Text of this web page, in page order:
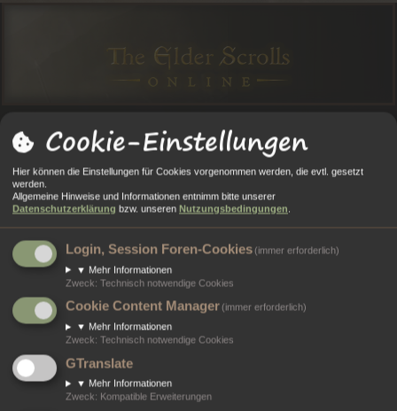
O
R
T
L
O
R
E
N
A
L
E
E
M
Anmelden Registrieren
Portal Foren ESO Twitter Mashup
ESO Twitter Mashup
Tweets by TESOnline_de
Portal Foren
Cookie-Einstellungen
Hier können die Einstellungen für Cookies vorgenommen werden, die evtl. gesetzt
werden.
Allgemeine Hinweise und Informationen entnimm bitte unserer
Datenschutzerklärung bzw. unseren Nutzungsbedingungen
Login, Session Foren-Cookies(immer erforderlich)
▼ Mehr Informationen
Zweck: Technisch notwendige Cookies
Cookie Content Manager(immer erforderlich)
▼ Mehr Informationen
Zweck: Technisch notwendige Cookies
GTranslate
▼ Mehr Informationen
Zweck: Kompatible Erweiterungen